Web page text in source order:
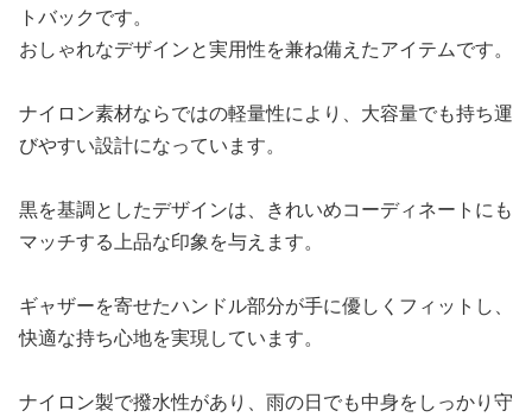
トバックです。
おしゃれなデザインと実用性を兼ね備えたアイテムです。
ナイロン素材ならではの軽量性により、大容量でも持ち運
びやすい設計になっています。
黒を基調としたデザインは、きれいめコーディネートにも
マッチする上品な印象を与えます。
ギャザーを寄せたハンドル部分が手に優しくフィットし、
快適な持ち心地を実現しています。
ナイロン製で撥水性があり、雨の日でも中身をしっかり守